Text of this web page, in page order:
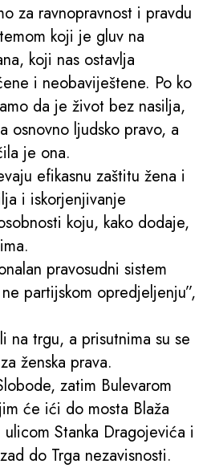
za ravnopravnost i pravdu
koji je gluv na
koji nas ostavlja
i neobaviještene. Po ko
da je život bez nasilja,
osnovno ljudsko pravo, a
je ona.
efikasnu zaštitu žena i
i iskorjenjivanje
koju, kako dodaje,
pravosudni sistem
partijskom opredjeljenju”,
na trgu, a prisutnima su se
ženska prava.
zatim Bulevarom
će ići do mosta Blaža
Stanka Dragojevića i
do Trga nezavisnosti.